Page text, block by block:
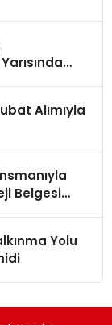
Alımıyla
Belgesi
Yolu